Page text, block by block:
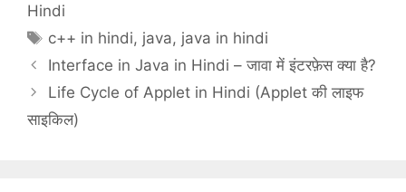
Hindi
Tags
c++ in hindi, java, java in hindi
Interface in Java in Hindi – जावा में इंटरफ़ेस क्या है?
Life Cycle of Applet in Hindi (Applet की लाइफ
साइकिल)